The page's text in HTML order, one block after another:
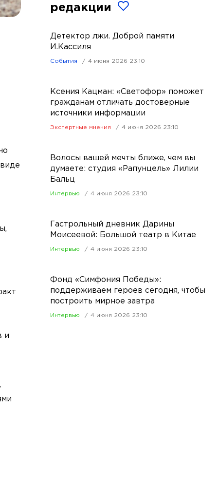
и
редакции
Детектор лжи. Доброй памяти
И.Кассиля
События 4 июня 2026 23:10
Ксения Кацман: «Светофор» поможет
гражданам отличать достоверные
источники информации
Экспертные мнения 4 июня 2026 23:10
Волосы вашей мечты ближе, чем вы
думаете: студия «Рапунцель» Лилии
Бальц
Интервью 4 июня 2026 23:10
Гастрольный дневник Дарины
Моисеевой: Большой театр в Китае
Интервью 4 июня 2026 23:10
Фонд «Симфония Победы»:
поддерживаем героев сегодня, чтобы
построить мирное завтра
Интервью 4 июня 2026 23:10